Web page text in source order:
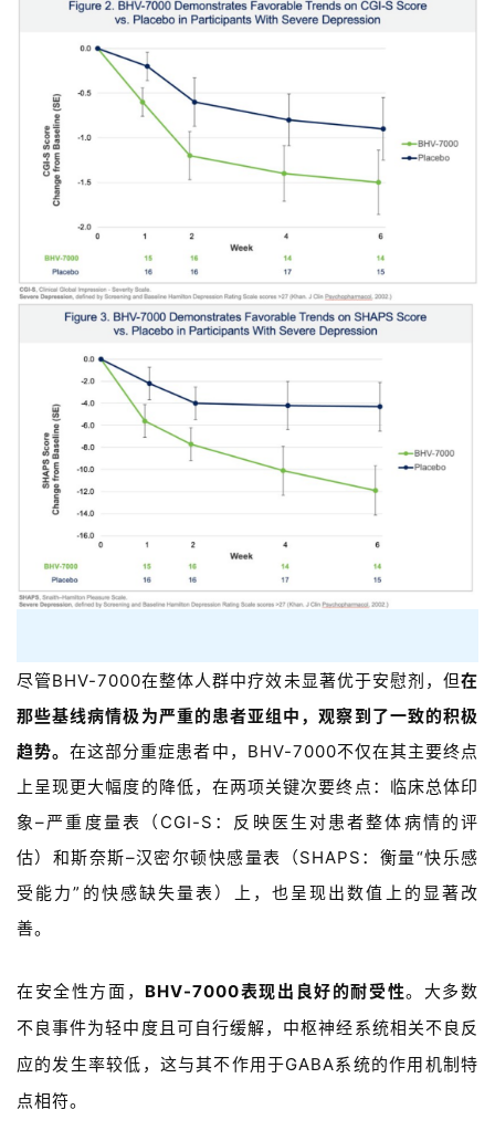
尽管BHV-7000在整体人群中疗效未显著优于安慰剂，但在
那些基线病情极为严重的患者亚组中，观察到了一致的积极
趋势。在这部分重症患者中，BHV-7000不仅在其主要终点
上呈现更大幅度的降低，在两项关键次要终点：临床总体印
象–严重度量表（ CGI-S ：反映医生对患者整体病情的评
估）和斯奈斯–汉密尔顿快感量表（SHAPS ：衡量“快乐感
受能力”的快感缺失量表）上， 也呈现出数值上的显著改
善。
在安全性方面， BHV-7000表现出良好的耐受性。大多数
不良事件为轻中度且可自行缓解，中枢神经系统相关不良反
应的发生率较低，这与其不作用于GABA系统的作用机制特
点相符。